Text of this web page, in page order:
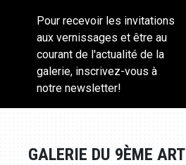
Pour recevoir les invitations
aux vernissages et être au
courant de l'actualité de la
galerie, inscrivez-vous à
notre newsletter!
GALERIE DU 9ÈME ART